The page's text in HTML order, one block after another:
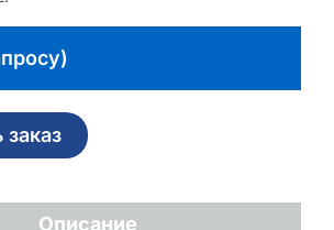
Описание